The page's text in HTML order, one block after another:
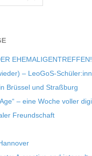
EHEMALIGENTREFFEN!
– LeoGoS-
Brüs­sel und Straßburg
– eine Woche vol­ler
Freundschaft